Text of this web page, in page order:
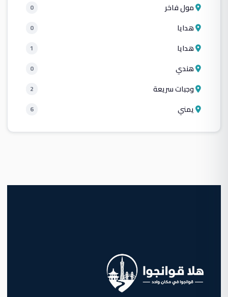
مول فاخر 0
هدايا 0
هدايا 1
هندي 0
وجبات سريعة 2
يمني 6